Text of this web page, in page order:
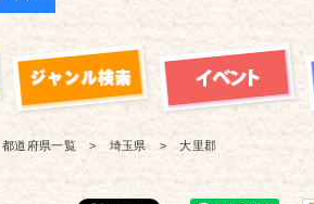
都道府県一覧 埼玉県
大里郡